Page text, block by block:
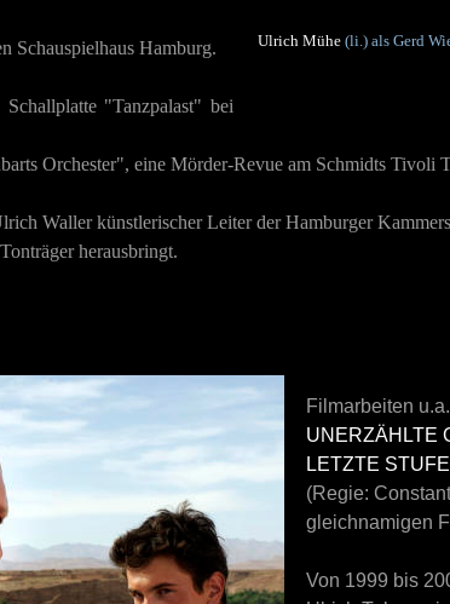
Ulrich Mühe (li.) als Gerd
Schauspielhaus Hamburg.
"Tanzpalast" bei
Orchester", eine Mörder-Revue am Schmidts
Waller künstlerischer Leiter der Hamburger
herausbringt.
Filmarbeiten
UNERZÄHLTE
LETZTE STUFE
(Regie:
gleichnamigen
Von 1999 bis